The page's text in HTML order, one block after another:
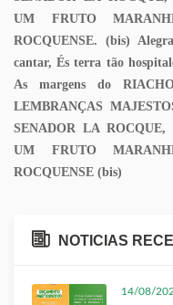
UM FRUTO
ROCQUENSE. (bis)
cantar, És terra tão
As margens do
LEMBRANÇAS
SENADOR LA
UM FRUTO
ROCQUENSE (bis)
NOTICIAS
14/08/